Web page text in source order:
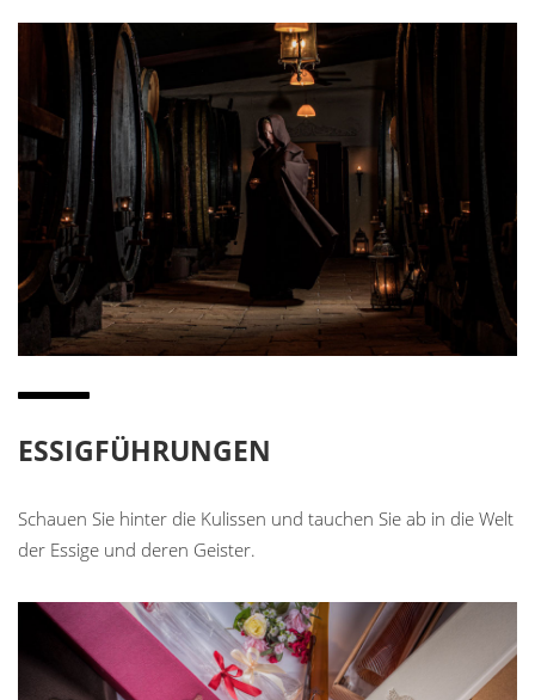
ESSIGFÜHRUNGEN
Schauen Sie hinter die Kulissen und tauchen Sie ab in die Welt
der Essige und deren Geister.